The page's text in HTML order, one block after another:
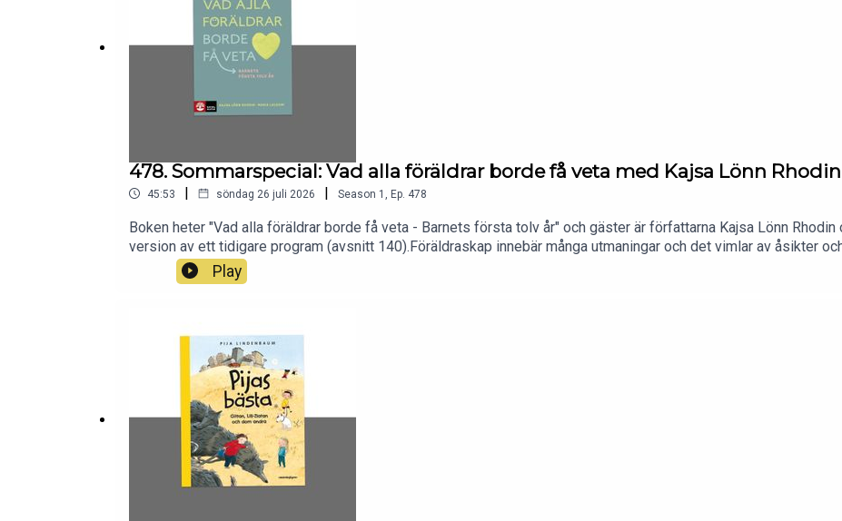
478. Sommarspecial: Vad alla föräldrar borde få veta med Kajsa Lönn
45:53 | söndag 26 juli 2026 | Season 1 Ep. 478
Boken heter "Vad alla föräldrar borde få veta - Barnets första tolv år" och gäster är författarna Kajsa Lönn
version av ett tidigare program (avsnitt 140).Föräldraskap innebär många utmaningar och det vimlar av åsikter
här boken hjälper dig att sålla i det enorma informationsflöde som finns genom att utgå från forskning och
programmet pratar vi bl.a. om: Vanliga utmaningar som föräldrar känner igen och hur man bör hantera dem. Hur
Play